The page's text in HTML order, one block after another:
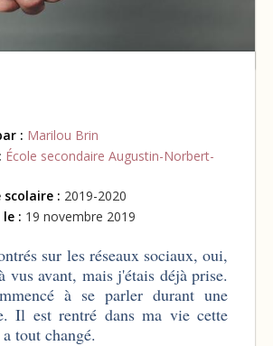
: Marilou Brin
École secondaire Augustin-Norbert-
scolaire : 2019-2020
le : 19 novembre 2019
sur les réseaux sociaux, oui,
vus avant, mais j'étais déjà prise.
à se parler durant une
Il est rentré dans ma vie cette
tout changé.